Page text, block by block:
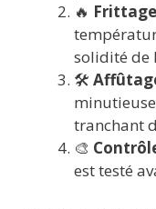
🔥 Frittage
solidité de
🛠️
tranchant
🎨
est testé